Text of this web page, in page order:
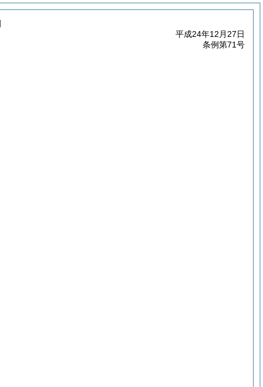
平成24年12月27日
条例第71号